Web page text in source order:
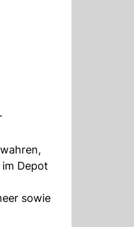
Depot
sowie